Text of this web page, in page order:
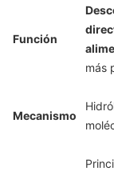
Función
más
Mecanismo